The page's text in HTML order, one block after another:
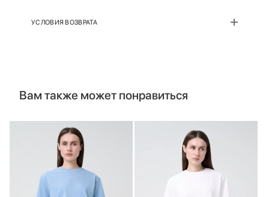
УСЛОВИЯ ВОЗВРАТА
Вам также может понравиться